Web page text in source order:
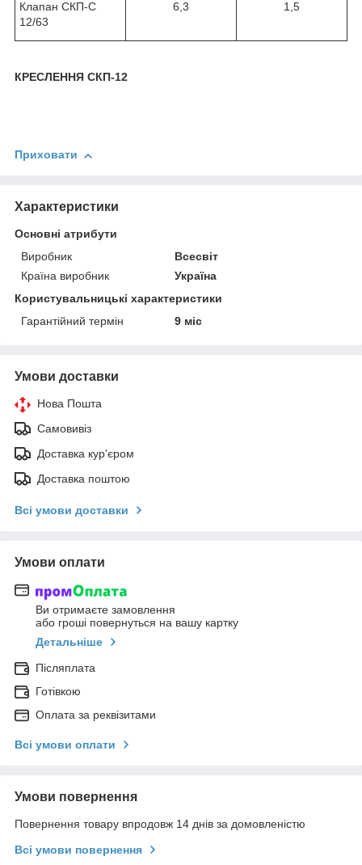
Клапан СКП-С
12/63
6,3 1,5
КРЕСЛЕННЯ СКП-12
Приховати
Характеристики
Основні атрибути
Виробник
Всесвіт
Країна виробник
Україна
Користувальницькі характеристики
Гарантійний термін
9 міс
Умови доставки
Нова Пошта
Самовивіз
Доставка кур'єром
Доставка поштою
Всі умови доставки
Умови оплати
Ви отримаєте замовлення
або гроші повернуться на вашу картку
Детальніше
Післяплата
Готівкою
Оплата за реквізитами
Всі умови оплати
Умови повернення
Повернення товару впродовж 14 днів за домовленістю
Всі умови повернення